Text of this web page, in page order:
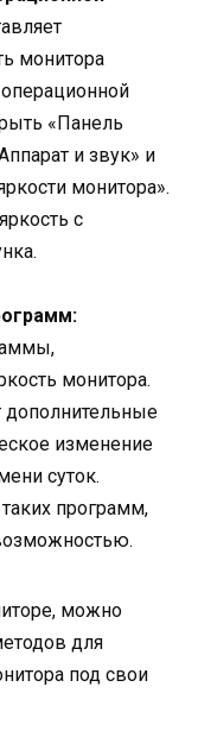
монитора
«Панель
и звук» и
монитора».
с
монитора.
дополнительные
изменение
суток.
программ,
можно
для
под свои